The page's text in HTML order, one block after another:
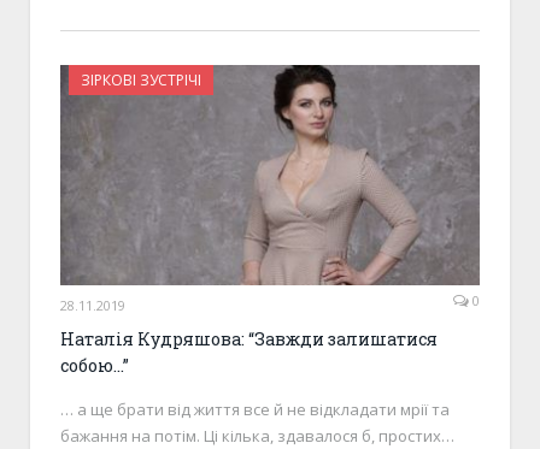
ЗІРКОВІ ЗУСТРІЧІ
28.11.2019 0
Наталія Кудряшова: “Завжди залишатися
собою…”
… а ще брати від життя все й не відкладати мрії та
бажання на потім. Ці кілька, здавалося б, простих…